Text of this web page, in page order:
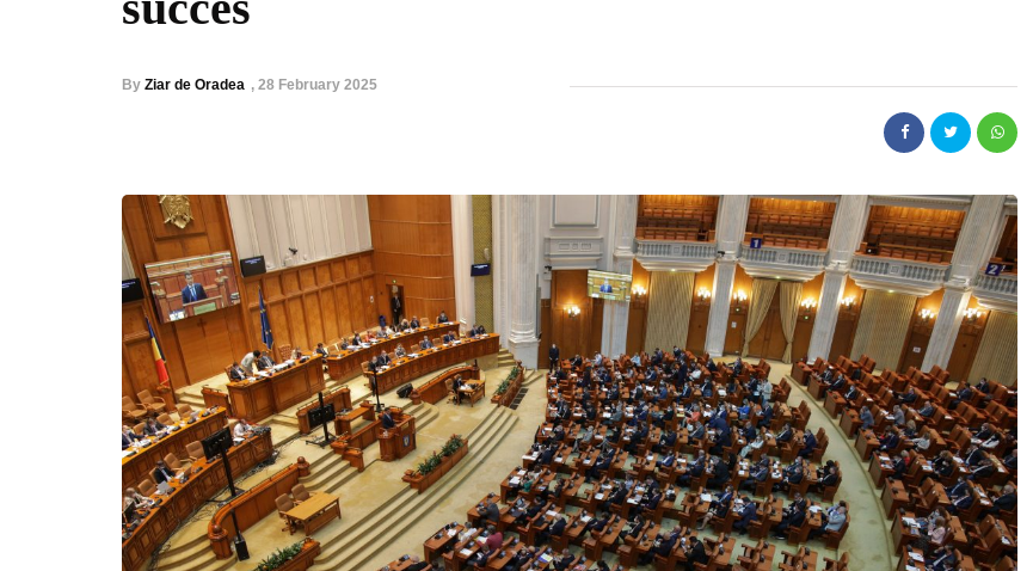
By Ziar de Oradea , 28 February 2025